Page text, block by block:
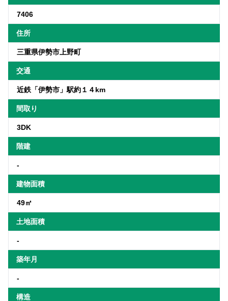
7406
住所
三重県伊勢市上野町
交通
近鉄「伊勢市」駅約１４km
間取り
3DK
階建
-
建物面積
49㎡
土地面積
-
築年月
-
構造